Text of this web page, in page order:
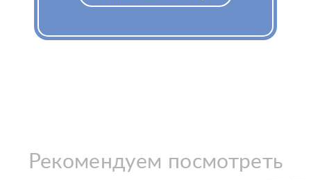
Рекомендуем посмотреть